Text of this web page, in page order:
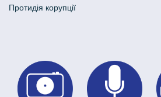
Протидія корупції